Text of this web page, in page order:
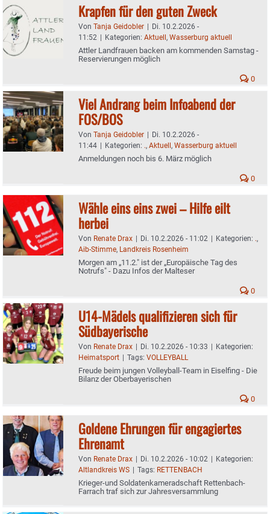
Krapfen für den guten Zweck
Von Tanja Geidobler | Di. 10.2.2026 -
11:52 | Kategorien: Aktuell, Wasserburg aktuell
Attler Landfrauen backen am kommenden Samstag -
Reservierungen möglich
0
Viel Andrang beim Infoabend der
FOS/BOS
Von Tanja Geidobler | Di. 10.2.2026 -
11:44 | Kategorien: ., Aktuell, Wasserburg aktuell
Anmeldungen noch bis 6. März möglich
0
Wähle eins eins zwei – Hilfe eilt
herbei
Von Renate Drax | Di. 10.2.2026 - 11:02 | Kategorien: .,
Aib-Stimme, Landkreis Rosenheim
Morgen am „11.2." ist der „Europäische Tag des
Notrufs" - Dazu Infos der Malteser
0
U14-Mädels qualifizieren sich für
Südbayerische
Von Renate Drax | Di. 10.2.2026 - 10:33 | Kategorien:
Heimatsport | Tags: VOLLEYBALL
Freude beim jungen Volleyball-Team in Eiselfing - Die
Bilanz der Oberbayerischen
0
Goldene Ehrungen für engagiertes
Ehrenamt
Von Renate Drax | Di. 10.2.2026 - 10:02 | Kategorien:
Altlandkreis WS | Tags: RETTENBACH
Krieger-und Soldatenkameradschaft Rettenbach-
Farrach traf sich zur Jahresversammlung